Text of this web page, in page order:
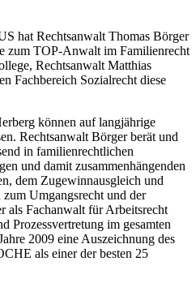
hat Rechtsanwalt Thomas Börger
zum TOP-Anwalt im Familienrecht
Rechtsanwalt Matthias
Fachbereich Sozialrecht diese
können auf langjährige
Rechtsanwalt Börger berät und
in familienrechtlichen
und damit zusammenhängenden
dem Zugewinnausgleich und
Umgangsrecht und der
als Fachanwalt für Arbeitsrecht
Prozessvertretung im gesamten
2009 eine Auszeichnung des
als einer der besten 25